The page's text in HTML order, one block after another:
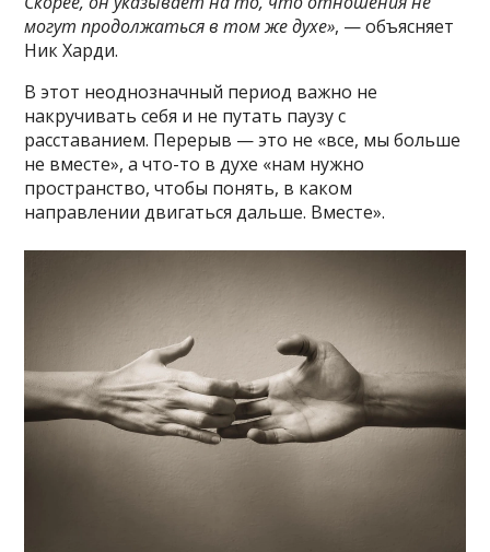
могут продолжаться в том же духе», — объясняет
Ник Харди.
В этот неоднозначный период важно не
накручивать себя и не путать паузу с
расставанием. Перерыв — это не «все, мы больше
не вместе», а что-то в духе «нам нужно
пространство, чтобы понять, в каком
направлении двигаться дальше. Вместе».